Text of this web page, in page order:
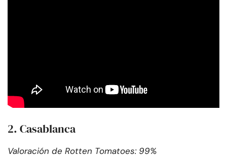
2. Casablanca
Valoración de Rotten Tomatoes: 99%